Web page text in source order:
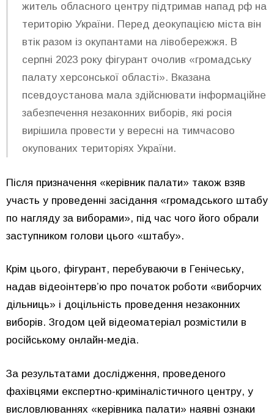
житель обласного центру підтримав напад рф на
територію України. Перед деокупацією міста він
втік разом із окупантами на лівобережжя. В
серпні 2023 року фігурант очолив «громадську
палату херсонської області». Вказана
псевдоустанова мала здійснювати інформаційне
забезпечення незаконних виборів, які росія
вирішила провести у вересні на тимчасово
окупованих територіях України.
Після призначення «керівник палати» також взяв
участь у проведенні засідання «громадського штабу
по нагляду за виборами», під час чого його обрали
заступником голови цього «штабу».
Крім цього, фігурант, перебуваючи в Генічеську,
надав відеоінтерв’ю про початок роботи «виборчих
дільниць» і доцільність проведення незаконних
виборів. Згодом цей відеоматеріал розмістили в
російському онлайн-медіа.
За результатами дослідження, проведеного
фахівцями експертно-криміналістичного центру, у
висловлюваннях «керівника палати» наявні ознаки